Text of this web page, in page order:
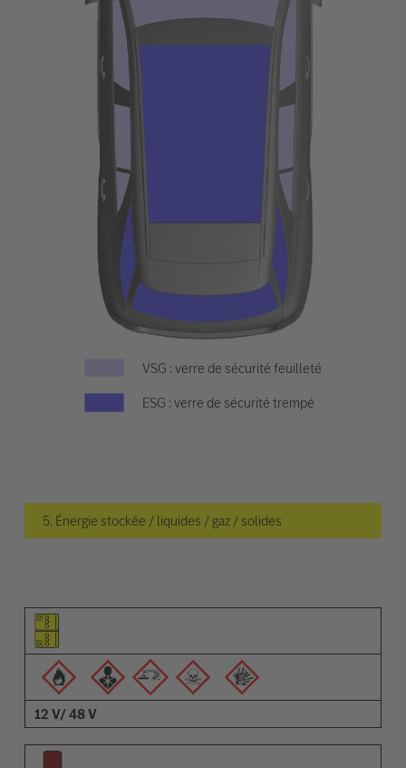
VSG : verre de sécurité feuilleté
ESG : verre de sécurité trempé
5. Énergie stockée / liquides / gaz / solides
Pictogramme de l'élément
Pictogrammes des avertissements
Description
12 V/ 48 V